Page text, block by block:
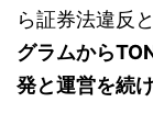
ら証券法違反
グラムから
発と運営を続